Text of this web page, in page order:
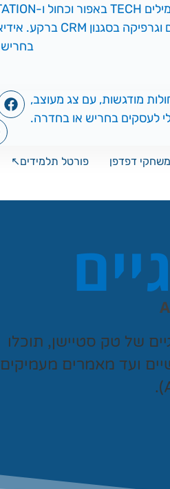
משחקי דפדפן פורטל תלמידים↖️
של טק סטיישן, תוכלו
ועד מאמרים מעמיקים